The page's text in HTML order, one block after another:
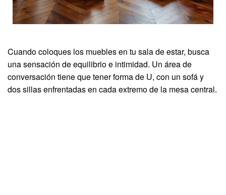
Cuando coloques los muebles en tu sala de estar, busca
una sensación de equilibrio e intimidad. Un área de
conversación tiene que tener forma de U, con un sofá y
dos sillas enfrentadas en cada extremo de la mesa central.